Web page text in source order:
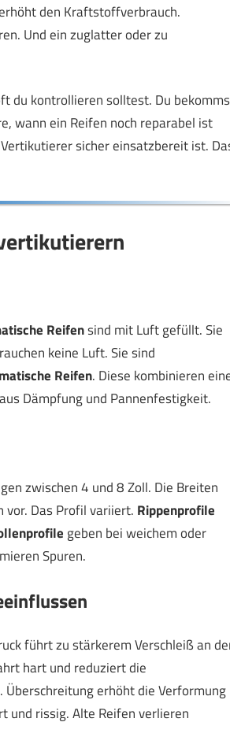
den Kraftstoffverbrauch.
Und ein zuglatter oder zu
du kontrollieren solltest. Du
wann ein Reifen noch reparabel ist
sicher einsatzbereit ist.
Reifensind mit Luft gefüllt. Sie
keine Luft. Sie sind
Reifen. Diese kombinieren
Dämpfung und Pannenfestigkeit.
zwischen 4 und 8 Zoll. Die Breiten
Das Profil variiert. Rippenprofile
geben bei weichem oder
Spuren.
führt zu stärkerem Verschleiß an
hart und reduziert die
erhöht die Verformung
und rissig. Alte Reifen verlieren